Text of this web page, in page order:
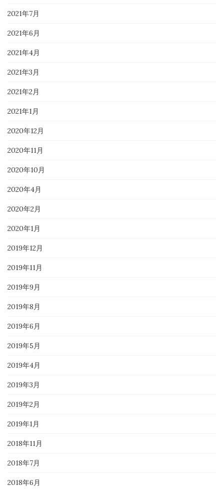
2021年7月
2021年6月
2021年4月
2021年3月
2021年2月
2021年1月
2020年12月
2020年11月
2020年10月
2020年4月
2020年2月
2020年1月
2019年12月
2019年11月
2019年9月
2019年8月
2019年6月
2019年5月
2019年4月
2019年3月
2019年2月
2019年1月
2018年11月
2018年7月
2018年6月